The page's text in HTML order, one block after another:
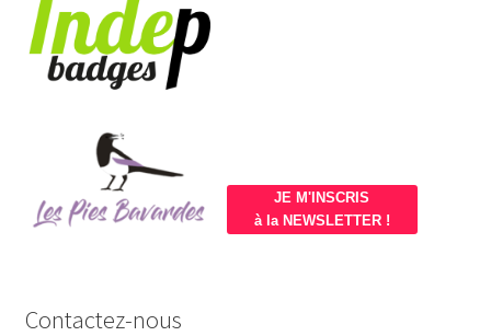
JE M'INSCRIS
à la NEWSLETTER !
Contactez-nous